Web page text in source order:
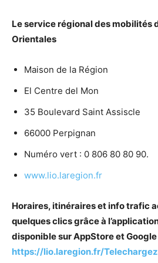
Le service régional des mobilités
Orientales
Maison de la Région
El Centre del Mon
35 Boulevard Saint Assiscle
66000 Perpignan
Numéro vert : 0 806 80 80 90.
www.lio.laregion.fr
Horaires, itinéraires et info trafic
quelques clics grâce à
disponible sur AppStore et Google
https://lio.laregion.fr/